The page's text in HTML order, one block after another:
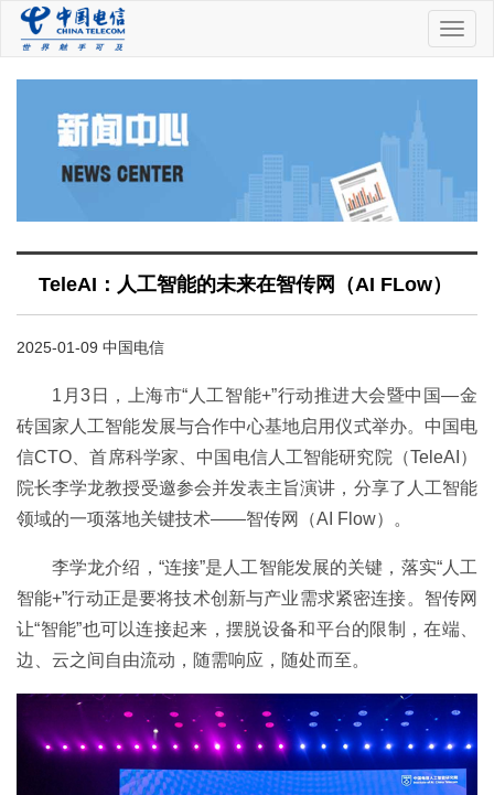
中
国
TeleAI：人工智能的未来在智传网（AI FLow）
2025-01-09 中国电信
1月3日，上海市“人工智能+”行动推进大会暨中国—金
砖国家人工智能发展与合作中心基地启用仪式举办。中国电
信CTO、首席科学家、中国电信人工智能研究院（TeleAI）
院长李学龙教授受邀参会并发表主旨演讲，分享了人工智能
领域的一项落地关键技术——智传网（AI Flow）。
李学龙介绍，“连接”是人工智能发展的关键，落实“人工
智能+”行动正是要将技术创新与产业需求紧密连接。智传网
让“智能”也可以连接起来，摆脱设备和平台的限制，在端、
边、云之间自由流动，随需响应，随处而至。